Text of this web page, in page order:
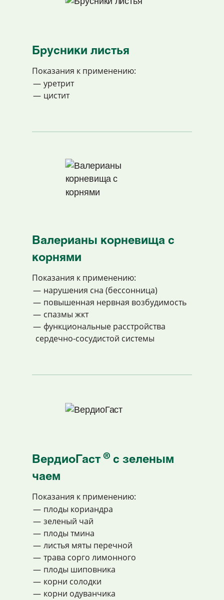
Брусники листья
Показания к применению:
уретрит
цистит
Валерианы корневища с
корнями
Показания к применению:
нарушения сна (бессонница)
повышенная нервная возбудимость
спазмы жкт
функциональные расстройства
сердечно-сосудистой системы
ВердиоГаст® с зеленым
чаем
Показания к применению:
плоды кориандра
зеленый чай
плоды тмина
листья мяты перечной
трава сорго лимонного
плоды шиповника
корни солодки
корни одуванчика